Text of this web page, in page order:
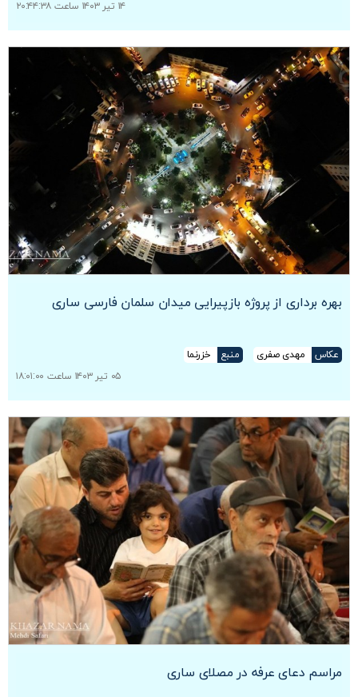
۱۴ تیر ۱۴۰۳ ساعت ۲۰:۴۴:۳۸
بهره برداری از پروژه بازپیرایی میدان سلمان فارسی ساری
عکاس مهدی صفری منبع
خزرنما
۰۵ تیر ۱۴۰۳ ساعت ۱۸:۰۱:۰۰
مراسم دعای عرفه در مصلای ساری